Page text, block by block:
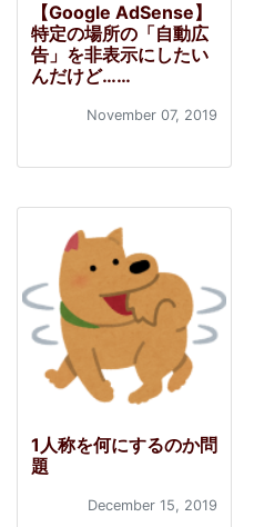
【Google AdSense】
特定の場所の「自動広
告」を非表示にしたい
んだけど……
November 07, 2019
1人称を何にするのか問
題
December 15, 2019